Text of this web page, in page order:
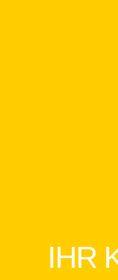
IHR